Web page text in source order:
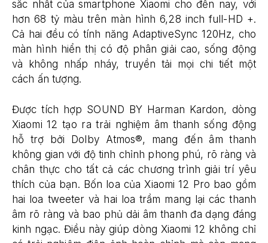
sắc nhất của smartphone Xiaomi cho đến nay, với
hơn 68 tỷ màu trên màn hình 6,28 inch full-HD +.
Cả hai đều có tính năng AdaptiveSync 120Hz, cho
màn hình hiển thị có độ phân giải cao, sống động
và không nhấp nháy, truyền tải mọi chi tiết một
cách ấn tượng.
Được tích hợp SOUND BY Harman Kardon, dòng
Xiaomi 12 tạo ra trải nghiệm âm thanh sống động
hỗ trợ bởi Dolby Atmos®, mang đến âm thanh
không gian với độ tinh chỉnh phong phú, rõ ràng và
chân thực cho tất cả các chương trình giải trí yêu
thích của bạn. Bốn loa của Xiaomi 12 Pro bao gồm
hai loa tweeter và hai loa trầm mang lại các thanh
âm rõ ràng và bao phủ dải âm thanh đa dạng đáng
kinh ngạc. Điều này giúp dòng Xiaomi 12 không chỉ